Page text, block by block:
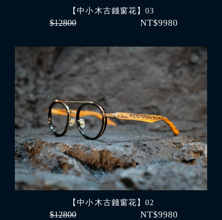
【中小 木古錢窗花】03
$12800 NT$9980
【中小 木古錢窗花】02
$12800 NT$9980